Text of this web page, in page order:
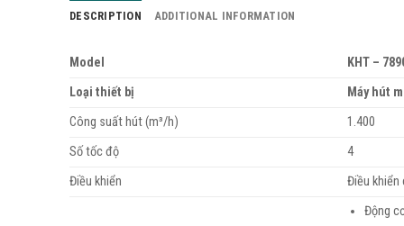
DESCRIPTION ADDITIONAL INFORMATION
Model
KHT –
Loại thiết bị
Máy hút
Công suất hút (m³/h)
1.400
Số tốc độ
4
Điều khiển
Điều khiển
Động